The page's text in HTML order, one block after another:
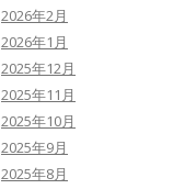
2026年2月
2026年1月
2025年12月
2025年11月
2025年10月
2025年9月
2025年8月